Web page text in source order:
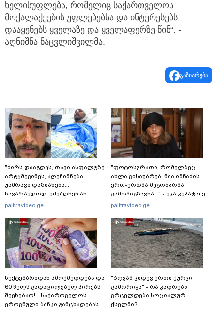
ხელისუფლება, რომელიც საქართველოს
მოქალაქეების უფლებებსა და ინტერესებს
დააყენებს ყველაზე და ყველაფერზე წინ“, -
აღნიშნა ნაცვლიშვილმა.
გაზიარება
"ძირს დააგდეს, თავი ასფალტზე
არტყმევინეს, აღენიშნება
უამრავი დაზიანება...
სავარაუდოდ, ეძებდნენ ან
დებდნენ ნარკოტიკს" - რას
რომელსაც
არასრულწლოვანები
ფიზიკურად გაუსწორდნენ?
palitravideo.ge
სექტემბრიდან ამოქმედდება და
60 წელს გადაცილებულ პირებს
შეეხებათ! - საქართველოს
ეროვნული ბანკი განცხადებას
"ფოტოსურათი, რომელზეც
ახლა ვისაუბრებ, ნია იმნაძის
ერთ-ერთმა მეგობარმა
გამომიგზავნა..." - ეკა კუპატაძე
palitravideo.ge
"ზღვამ კიდევ ერთი ჭურვი
გამორიყა" - რა კადრები
ვრცელდება სოციალურ
ქსელში?